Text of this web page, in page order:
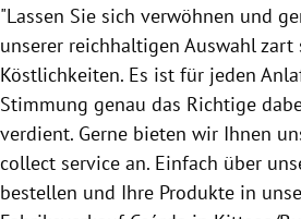
Untermenü
"Lassen Sie sich verwöhnen und
unserer reichhaltigen Auswahl zart
Köstlichkeiten. Es ist für jeden
Stimmung genau das Richtige
verdient. Gerne bieten wir Ihnen
collect service an. Einfach über
bestellen und Ihre Produkte in